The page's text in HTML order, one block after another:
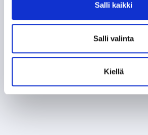
Salli kaikki
Salli valinta
Kiellä